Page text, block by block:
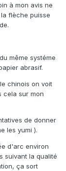
à mon avis ne
flèche puisse
même systéme
abrasif.
chinois on voit
cela sur mon
de donner
les yumi ).
d'arc environ
suivant la qualité
ça sort